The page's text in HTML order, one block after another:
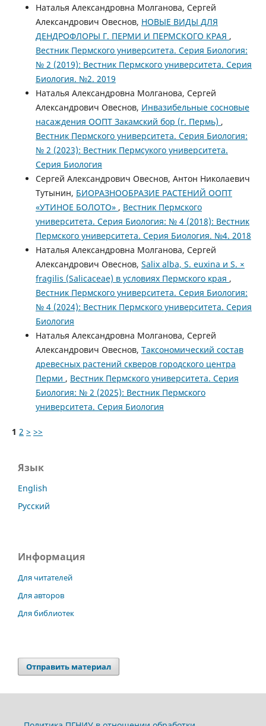
Наталья Александровна Молганова, Сергей
Александрович Овеснов, НОВЫЕ ВИДЫ ДЛЯ
ДЕНДРОФЛОРЫ Г. ПЕРМИ И ПЕРМСКОГО КРАЯ ,
Вестник Пермского университета. Серия Биология:
№ 2 (2019): Вестник Пермского университета. Серия
Биология. №2. 2019
Наталья Александровна Молганова, Сергей
Александрович Овеснов, Инвазибельные сосновые
насаждения ООПТ Закамский бор (г. Пермь) ,
Вестник Пермского университета. Серия Биология:
№ 2 (2023): Вестник Пермсукого университета.
Серия Биология
Сергей Александрович Овеснов, Антон Николаевич
Тутынин, БИОРАЗНООБРАЗИЕ РАСТЕНИЙ ООПТ
«УТИНОЕ БОЛОТО» , Вестник Пермского
университета. Серия Биология: № 4 (2018): Вестник
Пермского университета. Серия Биология. №4. 2018
Наталья Александровна Молганова, Сергей
Александрович Овеснов, Salix alba, S. euxina и S. ×
fragilis (Salicaceae) в условиях Пермского края ,
Вестник Пермского университета. Серия Биология:
№ 4 (2024): Вестник Пермского университета. Серия
Биология
Наталья Александровна Молганова, Сергей
Александрович Овеснов, Таксономический состав
древесных растений скверов городского центра
Перми , Вестник Пермского университета. Серия
Биология: № 2 (2025): Вестник Пермского
университета. Серия Биология
1 2 > >>
Язык
English
Русский
Информация
Для читателей
Для авторов
Для библиотек
Отправить материал